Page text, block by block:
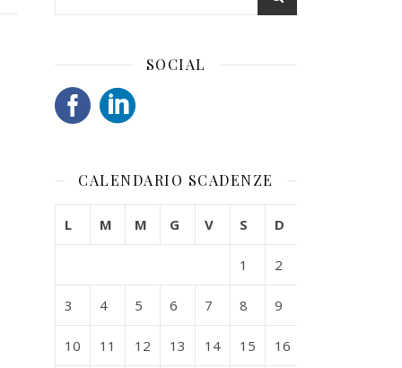
SOCIAL
CALENDARIO SCADENZE
L M M G V S D
1 2
3 4 5 6 7 8 9
10 11 12 13 14 15 16